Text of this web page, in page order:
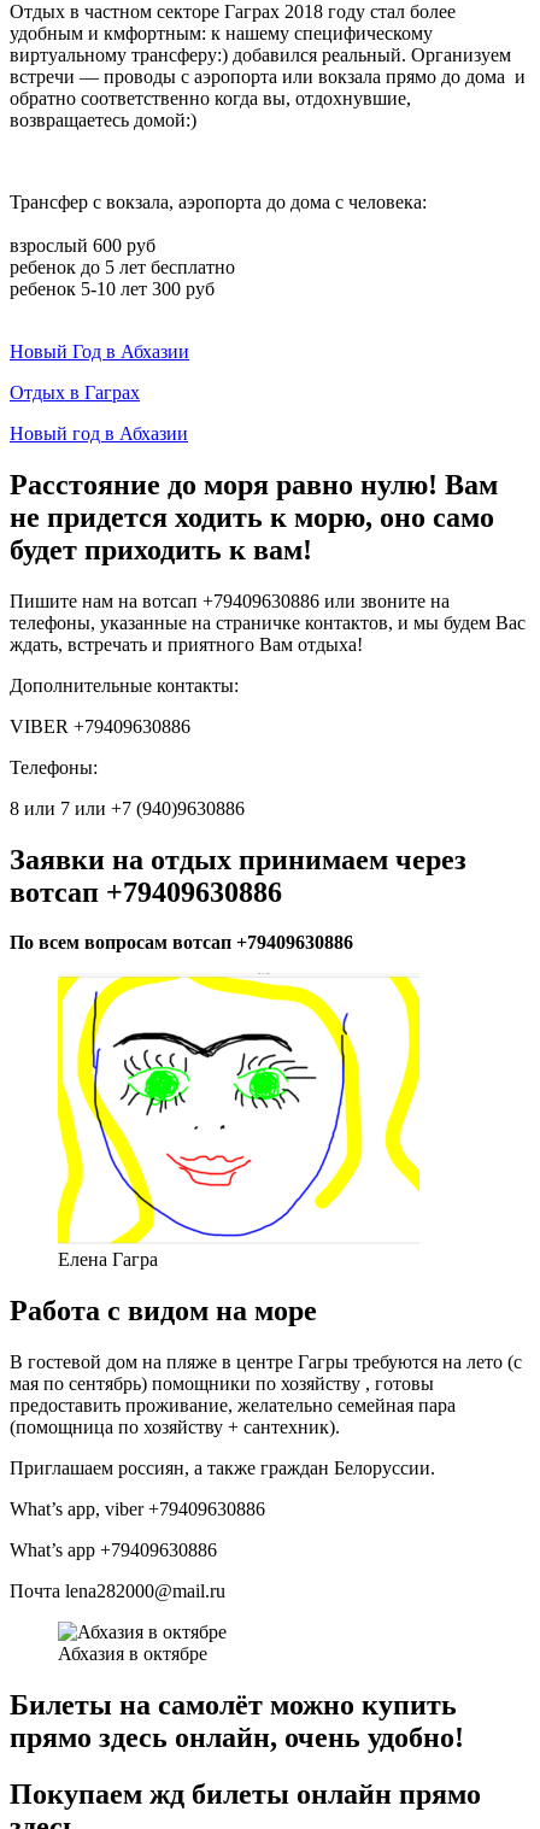
Отдых в частном секторе Гаграх 2018 году стал более
удобным и кмфортным: к нашему специфическому
виртуальному трансферу:) добавился реальный. Организуем
встречи — проводы с аэропорта или вокзала прямо до дома и
обратно соответственно когда вы, отдохнувшие,
возвращаетесь домой:)
Трансфер с вокзала, аэропорта до дома с человека:
взрослый 600 руб
ребенок до 5 лет бесплатно
ребенок 5-10 лет 300 руб
Новый Год в Абхазии
Отдых в Гаграх
Новый год в Абхазии
Расстояние до моря равно нулю! Вам
не придется ходить к морю, оно само
будет приходить к вам!
Пишите нам на вотсап +79409630886 или звоните на
телефоны, указанные на страничке контактов, и мы будем Вас
ждать, встречать и приятного Вам отдыха!
Дополнительные контакты:
VIBER +79409630886
Телефоны:
8 или 7 или +7 (940)9630886
Заявки на отдых принимаем через
вотсап +79409630886
По всем вопросам вотсап +79409630886
Елена Гагра
Работа с видом на море
В гостевой дом на пляже в центре Гагры требуются на лето (с
мая по сентябрь) помощники по хозяйству , готовы
предоставить проживание, желательно семейная пара
(помощница по хозяйству + сантехник).
Приглашаем россиян, а также граждан Белоруссии.
What’s app, viber +79409630886
What’s app +79409630886
Почта lena282000@mail.ru
Абхазия в октябре
Билеты на самолёт можно купить
прямо здесь онлайн, очень удобно!
Покупаем жд билеты онлайн прямо